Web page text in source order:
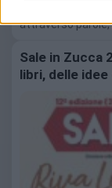
attraverso
Sale in Zucca
libri, delle